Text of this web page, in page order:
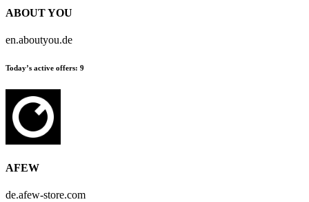
ABOUT YOU
en.aboutyou.de
Today’s active offers: 9
AFEW
de.afew-store.com